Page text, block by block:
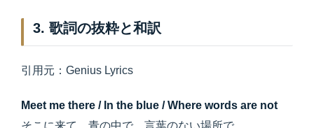
3. 歌詞の抜粋と和訳
引用元：Genius Lyrics
Meet me there / In the blue / Where words are not
そこに来て 青の中で 言葉のない場所で